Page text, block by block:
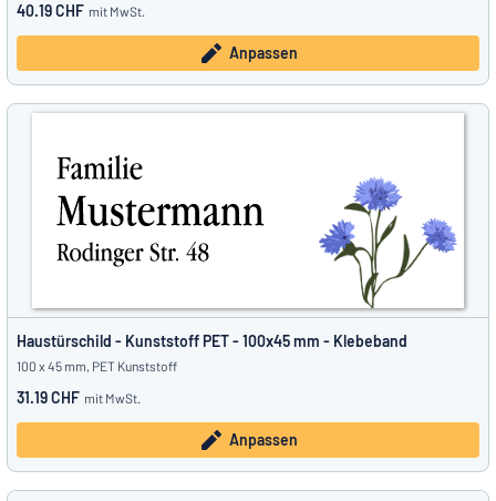
40.19 CHF mit MwSt.
Anpassen
Haustürschild - Kunststoff PET - 100x45 mm - Klebeband
100 x 45 mm, PET Kunststoff
31.19 CHF mit MwSt.
Anpassen